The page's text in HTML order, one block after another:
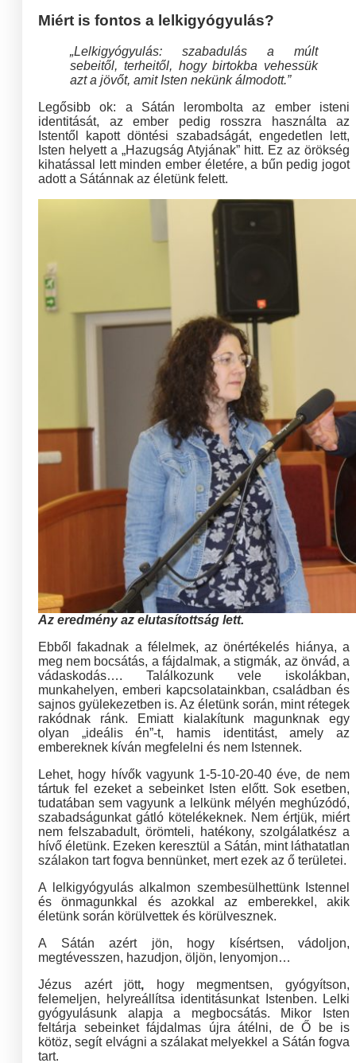
Miért is fontos a lelkigyógyulás?
„Lelkigyógyulás: szabadulás a múlt
sebeitől, terheitől, hogy birtokba vehessük
azt a jövőt, amit Isten nekünk álmodott.”
Legősibb ok: a Sátán lerombolta az ember isteni
identitását, az ember pedig rosszra használta az
Istentől kapott döntési szabadságát, engedetlen lett,
Isten helyett a „Hazugság Atyjának” hitt. Ez az örökség
kihatással lett minden ember életére, a bűn pedig jogot
adott a Sátánnak az életünk felett.
Az eredmény az elutasítottság lett.
Ebből fakadnak a félelmek, az önértékelés hiánya, a
meg nem bocsátás, a fájdalmak, a stigmák, az önvád, a
vádaskodás…. Találkozunk vele iskolákban,
munkahelyen, emberi kapcsolatainkban, családban és
sajnos gyülekezetben is. Az életünk során, mint rétegek
rakódnak ránk. Emiatt kialakítunk magunknak egy
olyan „ideális én”-t, hamis identitást, amely az
embereknek kíván megfelelni és nem Istennek.
Lehet, hogy hívők vagyunk 1-5-10-20-40 éve, de nem
tártuk fel ezeket a sebeinket Isten előtt. Sok esetben,
tudatában sem vagyunk a lelkünk mélyén meghúzódó,
szabadságunkat gátló kötelékeknek. Nem értjük, miért
nem felszabadult, örömteli, hatékony, szolgálatkész a
hívő életünk. Ezeken keresztül a Sátán, mint láthatatlan
szálakon tart fogva bennünket, mert ezek az ő területei.
A lelkigyógyulás alkalmon szembesülhettünk Istennel
és önmagunkkal és azokkal az emberekkel, akik
életünk során körülvettek és körülvesznek.
A Sátán azért jön, hogy kísértsen, vádoljon,
megtévesszen, hazudjon, öljön, lenyomjon…
Jézus azért jött, hogy megmentsen, gyógyítson,
felemeljen, helyreállítsa identitásunkat Istenben. Lelki
gyógyulásunk alapja a megbocsátás. Mikor Isten
feltárja sebeinket fájdalmas újra átélni, de Ő be is
kötöz, segít elvágni a szálakat melyekkel a Sátán fogva
tart.